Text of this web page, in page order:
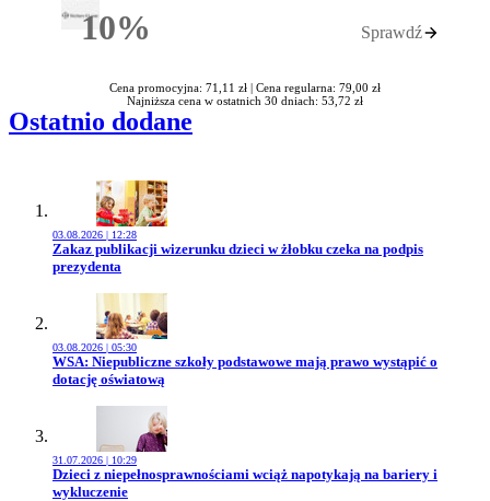
10%Rabatu Sprawdź
Cena promocyjna: 71,11 zł | Cena regularna: 79,00 zł
Najniższa cena w ostatnich 30 dniach: 53,72 zł
Ostatnio dodane
03.08.2026 | 12:28
Przejdź do artykułu:
Zakaz publikacji wizerunku dzieci w żłobku czeka na podpis
prezydenta
03.08.2026 | 05:30
Przejdź do artykułu:
WSA: Niepubliczne szkoły podstawowe mają prawo wystąpić o
dotację oświatową
31.07.2026 | 10:29
Przejdź do artykułu:
Dzieci z niepełnosprawnościami wciąż napotykają na bariery i
wykluczenie